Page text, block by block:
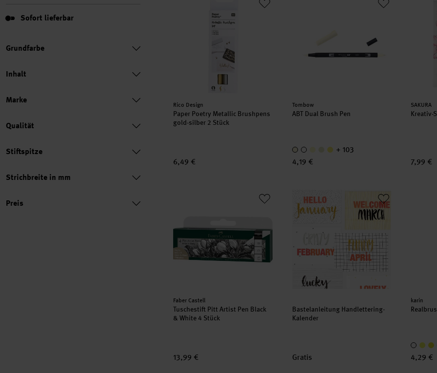
Sofort lieferbar
Sofort lieferbar
Grundfarbe
Inhalt
Marke
Qualität
Stiftspitze
Strichbreite in mm
Preis
Preis
Hersteller:
Rico Design
Paper Poetry Metallic Brushpens
gold-silber 2 Stück
6,49 €
Hersteller:
Tombow
ABT Dual Brush Pen
+ 103
4,19 €
SAKURA
Kreativ-
7,99 €
Hersteller:
Faber Castell
Tuschestift Pitt Artist Pen Black
& White 4 Stück
13,99 €
Bastelanleitung Handlettering-
Kalender
Gratis
karin
4,29 €